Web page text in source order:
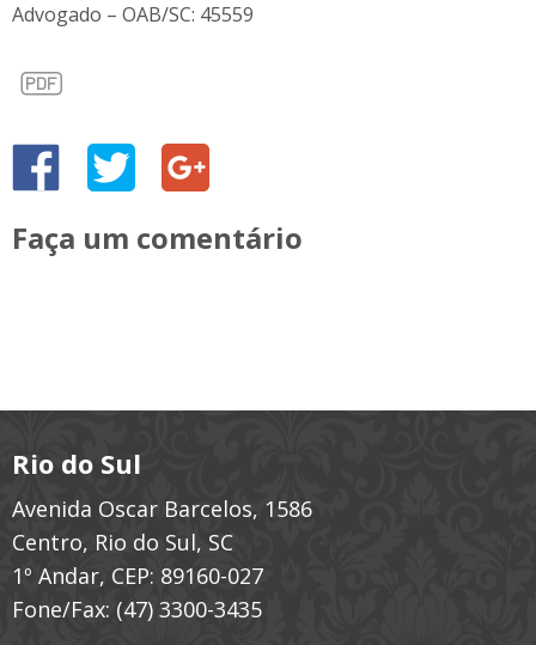
Advogado – OAB/SC: 45559
Faça um comentário
Rio do Sul
Avenida Oscar Barcelos, 1586
Centro, Rio do Sul, SC
1º Andar, CEP: 89160-027
Fone/Fax: (47) 3300-3435